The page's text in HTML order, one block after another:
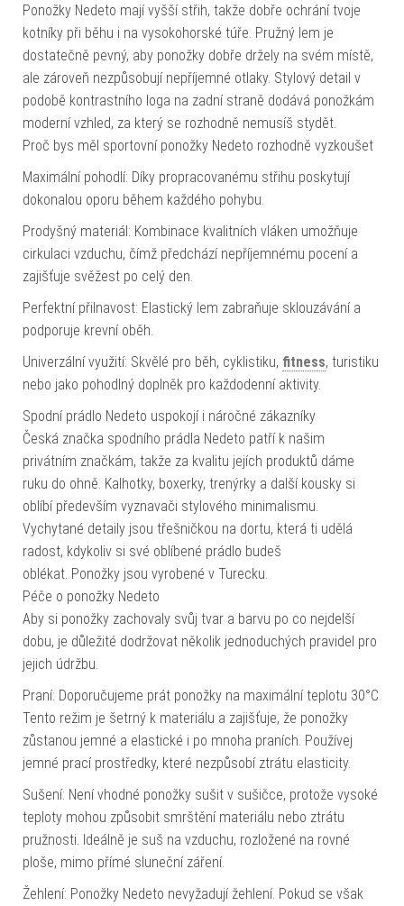
Ponožky Nedeto mají vyšší střih, takže dobře ochrání tvoje
kotníky při běhu i na vysokohorské túře. Pružný lem je
dostatečně pevný, aby ponožky dobře držely na svém místě,
ale zároveň nezpůsobují nepříjemné otlaky. Stylový detail v
podobě kontrastního loga na zadní straně dodává ponožkám
moderní vzhled, za který se rozhodně nemusíš stydět.
Proč bys měl sportovní ponožky Nedeto rozhodně vyzkoušet
Maximální pohodlí: Díky propracovanému střihu poskytují
dokonalou oporu během každého pohybu.
Prodyšný materiál: Kombinace kvalitních vláken umožňuje
cirkulaci vzduchu, čímž předchází nepříjemnému pocení a
zajišťuje svěžest po celý den.
Perfektní přilnavost: Elastický lem zabraňuje sklouzávání a
podporuje krevní oběh.
Univerzální využití: Skvělé pro běh, cyklistiku, fitness, turistiku
nebo jako pohodlný doplněk pro každodenní aktivity.
Spodní prádlo Nedeto uspokojí i náročné zákazníky
Česká značka spodního prádla Nedeto patří k našim
privátním značkám, takže za kvalitu jejích produktů dáme
ruku do ohně. Kalhotky, boxerky, trenýrky a další kousky si
oblíbí především vyznavači stylového minimalismu.
Vychytané detaily jsou třešničkou na dortu, která ti udělá
radost, kdykoliv si své oblíbené prádlo budeš
oblékat. Ponožky jsou vyrobené v Turecku.
Péče o ponožky Nedeto
Aby si ponožky zachovaly svůj tvar a barvu po co nejdelší
dobu, je důležité dodržovat několik jednoduchých pravidel pro
jejich údržbu.
Praní: Doporučujeme prát ponožky na maximální teplotu 30°C.
Tento režim je šetrný k materiálu a zajišťuje, že ponožky
zůstanou jemné a elastické i po mnoha praních. Používej
jemné prací prostředky, které nezpůsobí ztrátu elasticity.
Sušení: Není vhodné ponožky sušit v sušičce, protože vysoké
teploty mohou způsobit smrštění materiálu nebo ztrátu
pružnosti. Ideálně je suš na vzduchu, rozložené na rovné
ploše, mimo přímé sluneční záření.
Žehlení: Ponožky Nedeto nevyžadují žehlení. Pokud se však